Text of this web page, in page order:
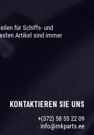
für Schiffs- und
Artikel sind immer
KONTAKTIEREN SIE UNS
+(372) 58 55 22 09
info@mkparts.ee